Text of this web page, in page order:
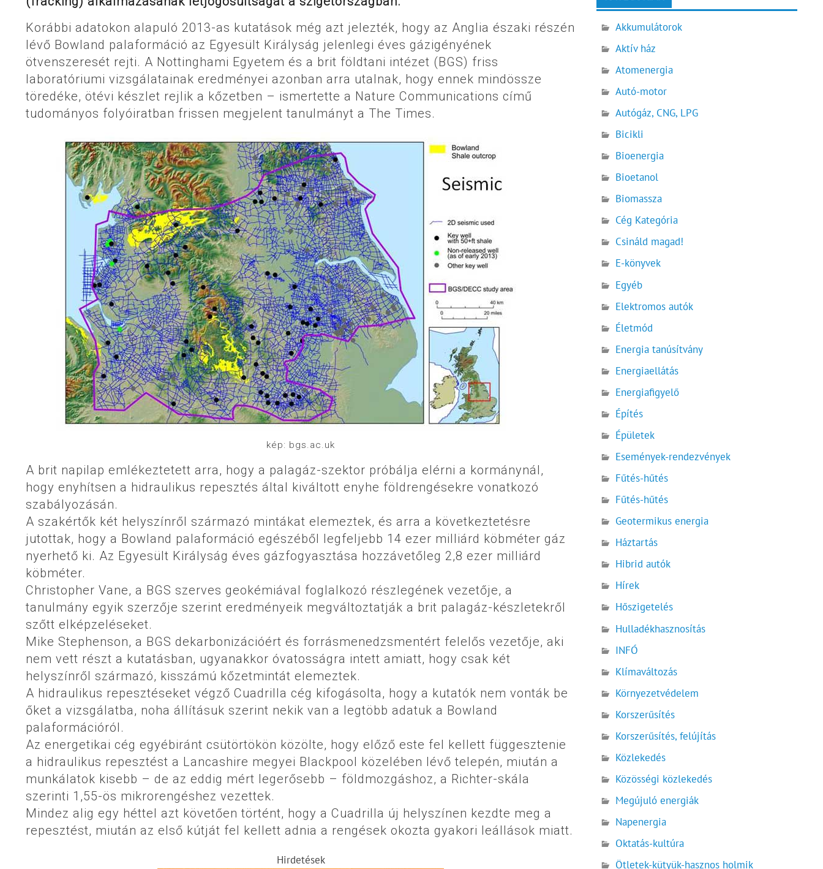
Korábbi adatokon alapuló 2013-as kutatások még azt jelezték, hogy az Anglia északi részén
lévő Bowland palaformáció az Egyesült Királyság jelenlegi éves gázigényének
ötvenszeresét rejti. A Nottinghami Egyetem és a brit földtani intézet (BGS) friss
laboratóriumi vizsgálatainak eredményei azonban arra utalnak, hogy ennek mindössze
töredéke, ötévi készlet rejlik a kőzetben – ismertette a Nature Communications című
tudományos folyóiratban frissen megjelent tanulmányt a The Times.
kép: bgs.ac.uk
A brit napilap emlékeztetett arra, hogy a palagáz-szektor próbálja elérni a kormánynál,
hogy enyhítsen a hidraulikus repesztés által kiváltott enyhe földrengésekre vonatkozó
szabályozásán.
A szakértők két helyszínről származó mintákat elemeztek, és arra a következtetésre
jutottak, hogy a Bowland palaformáció egészéből legfeljebb 14 ezer milliárd köbméter gáz
nyerhető ki. Az Egyesült Királyság éves gázfogyasztása hozzávetőleg 2,8 ezer milliárd
köbméter.
Christopher Vane, a BGS szerves geokémiával foglalkozó részlegének vezetője, a
tanulmány egyik szerzője szerint eredményeik megváltoztatják a brit palagáz-készletekről
szőtt elképzeléseket.
Mike Stephenson, a BGS dekarbonizációért és forrásmenedzsmentért felelős vezetője, aki
nem vett részt a kutatásban, ugyanakkor óvatosságra intett amiatt, hogy csak két
helyszínről származó, kisszámú kőzetmintát elemeztek.
A hidraulikus repesztéseket végző Cuadrilla cég kifogásolta, hogy a kutatók nem vonták be
őket a vizsgálatba, noha állításuk szerint nekik van a legtöbb adatuk a Bowland
palaformációról.
Az energetikai cég egyébiránt csütörtökön közölte, hogy előző este fel kellett függesztenie
a hidraulikus repesztést a Lancashire megyei Blackpool közelében lévő telepén, miután a
munkálatok kisebb – de az eddig mért legerősebb – földmozgáshoz, a Richter-skála
szerinti 1,55-ös mikrorengéshez vezettek.
Mindez alig egy héttel azt követően történt, hogy a Cuadrilla új helyszínen kezdte meg a
repesztést, miután az első kútját fel kellett adnia a rengések okozta gyakori leállások miatt.
Hirdetések
Akkumulátorok
Aktív ház
Atomenergia
Autó-motor
Autógáz, CNG, LPG
Bicikli
Bioenergia
Bioetanol
Biomassza
Cég Kategória
Csináld magad!
E-könyvek
Egyéb
Elektromos autók
Életmód
Energia tanúsítvány
Energiaellátás
Energiafigyelő
Építés
Épületek
Események-rendezvények
Fűtés-hűtés
Fűtés-hűtés
Geotermikus energia
Háztartás
Hibrid autók
Hírek
Hőszigetelés
Hulladékhasznosítás
INFÓ
Klímaváltozás
Környezetvédelem
Korszerűsítés
Korszerűsítés, felújítás
Közlekedés
Közösségi közlekedés
Megújuló energiák
Napenergia
Oktatás-kultúra
Ötletek-kütyük-hasznos holmik